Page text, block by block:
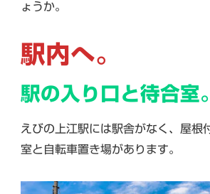
ょうか。
駅内へ。
駅の入り口と待合室。
えびの上江駅には駅舎がなく、屋根
室と自転車置き場があります。